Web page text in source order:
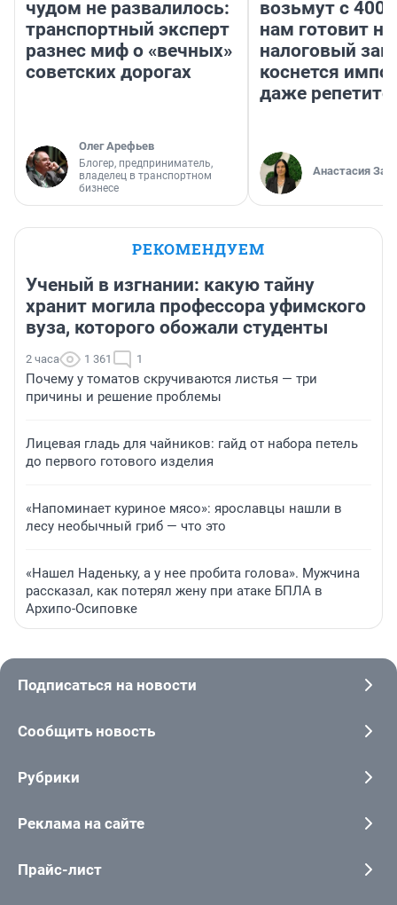
чудом не развалилось:
транспортный эксперт
разнес миф о «вечных»
советских дорогах
Олег Арефьев
Блогер, предприниматель,
владелец в транспортном
бизнесе
возьмут с
нам готовит
налоговый
коснется
даже
Анастасия
РЕКОМЕНДУЕМ
Ученый в изгнании: какую тайну
хранит могила профессора уфимского
вуза, которого обожали студенты
2 часа 1 361 1
Почему у томатов скручиваются листья — три
причины и решение проблемы
Лицевая гладь для чайников: гайд от набора петель
до первого готового изделия
«Напоминает куриное мясо»: ярославцы нашли в
лесу необычный гриб — что это
«Нашел Наденьку, а у нее пробита голова». Мужчина
рассказал, как потерял жену при атаке БПЛА в
Архипо-Осиповке
Подписаться на новости
Сообщить новость
Рубрики
Реклама на сайте
Прайс-лист